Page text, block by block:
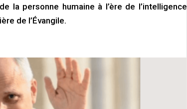
la personne humaine à l’ère de l’intelligence
de l’Évangile.